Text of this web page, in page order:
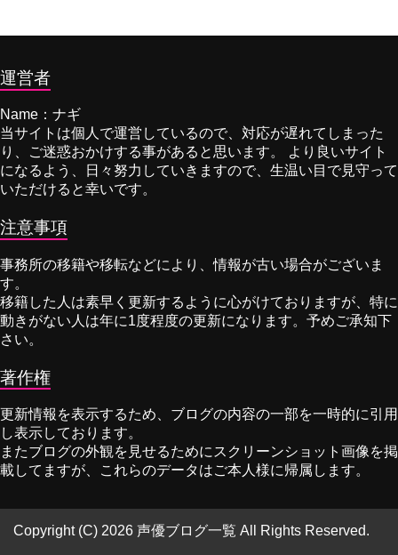
運営者
Name：ナギ
当サイトは個人で運営しているので、対応が遅れてしまった
り、ご迷惑おかけする事があると思います。 より良いサイト
になるよう、日々努力していきますので、生温い目で見守って
いただけると幸いです。
注意事項
事務所の移籍や移転などにより、情報が古い場合がございま
す。
移籍した人は素早く更新するように心がけておりますが、特に
動きがない人は年に1度程度の更新になります。予めご承知下
さい。
著作権
更新情報を表示するため、ブログの内容の一部を一時的に引用
し表示しております。
またブログの外観を見せるためにスクリーンショット画像を掲
載してますが、これらのデータはご本人様に帰属します。
Copyright (C) 2026 声優ブログ一覧 All Rights Reserved.